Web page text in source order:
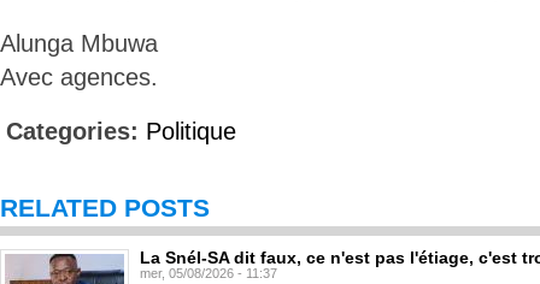
Alunga Mbuwa
Avec agences.
Categories: Politique
RELATED POSTS
La Snél-SA dit faux, ce n'est pas l'étiage, c'est
mer, 05/08/2026 - 11:37